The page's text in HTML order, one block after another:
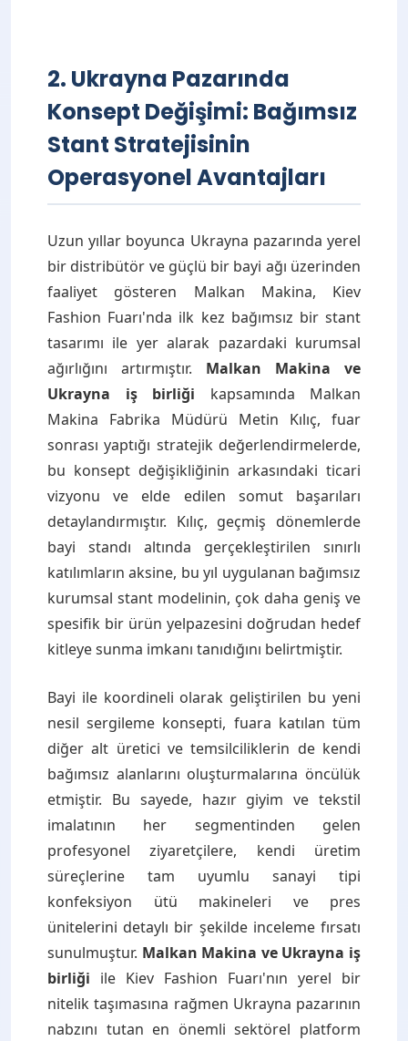
2. Ukrayna Pazarında
Konsept Değişimi: Bağımsız
Stant Stratejisinin
Operasyonel Avantajları
Uzun yıllar boyunca Ukrayna pazarında yerel
bir distribütör ve güçlü bir bayi ağı üzerinden
faaliyet gösteren Malkan Makina, Kiev
Fashion Fuarı'nda ilk kez bağımsız bir stant
tasarımı ile yer alarak pazardaki kurumsal
ağırlığını artırmıştır. Malkan Makina ve
Ukrayna iş birliği kapsamında Malkan
Makina Fabrika Müdürü Metin Kılıç, fuar
sonrası yaptığı stratejik değerlendirmelerde,
bu konsept değişikliğinin arkasındaki ticari
vizyonu ve elde edilen somut başarıları
detaylandırmıştır. Kılıç, geçmiş dönemlerde
bayi standı altında gerçekleştirilen sınırlı
katılımların aksine, bu yıl uygulanan bağımsız
kurumsal stant modelinin, çok daha geniş ve
spesifik bir ürün yelpazesini doğrudan hedef
kitleye sunma imkanı tanıdığını belirtmiştir.
Bayi ile koordineli olarak geliştirilen bu yeni
nesil sergileme konsepti, fuara katılan tüm
diğer alt üretici ve temsilciliklerin de kendi
bağımsız alanlarını oluşturmalarına öncülük
etmiştir. Bu sayede, hazır giyim ve tekstil
imalatının her segmentinden gelen
profesyonel ziyaretçilere, kendi üretim
süreçlerine tam uyumlu sanayi tipi
konfeksiyon ütü makineleri ve pres
ünitelerini detaylı bir şekilde inceleme fırsatı
sunulmuştur. Malkan Makina ve Ukrayna iş
birliği ile Kiev Fashion Fuarı'nın yerel bir
nitelik taşımasına rağmen Ukrayna pazarının
nabzını tutan en önemli sektörel platform